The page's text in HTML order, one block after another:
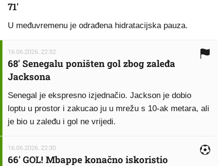
71'
U međuvremenu je odrađena hidratacijska pauza.
16.06.2026. 22:32
68' Senegalu poništen gol zbog zaleđa
Jacksona
Senegal je ekspresno izjednačio. Jackson je dobio
loptu u prostor i zakucao ju u mrežu s 10-ak metara, ali
je bio u zaleđu i gol ne vrijedi.
16.06.2026. 22:30
66' GOL! Mbappe konačno iskoristio